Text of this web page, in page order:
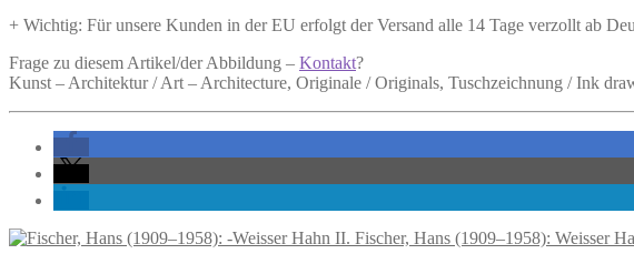
+ Wichtig: Für unsere Kunden in der EU erfolgt der Versand alle 14 Tage verzollt ab
Frage zu diesem Artikel/der Abbildung – Kontakt?
Kunst – Architektur / Art – Architecture, Originale / Originals, Tuschzeichnung / Ink
Fischer, Hans (1909–1958): Weisser